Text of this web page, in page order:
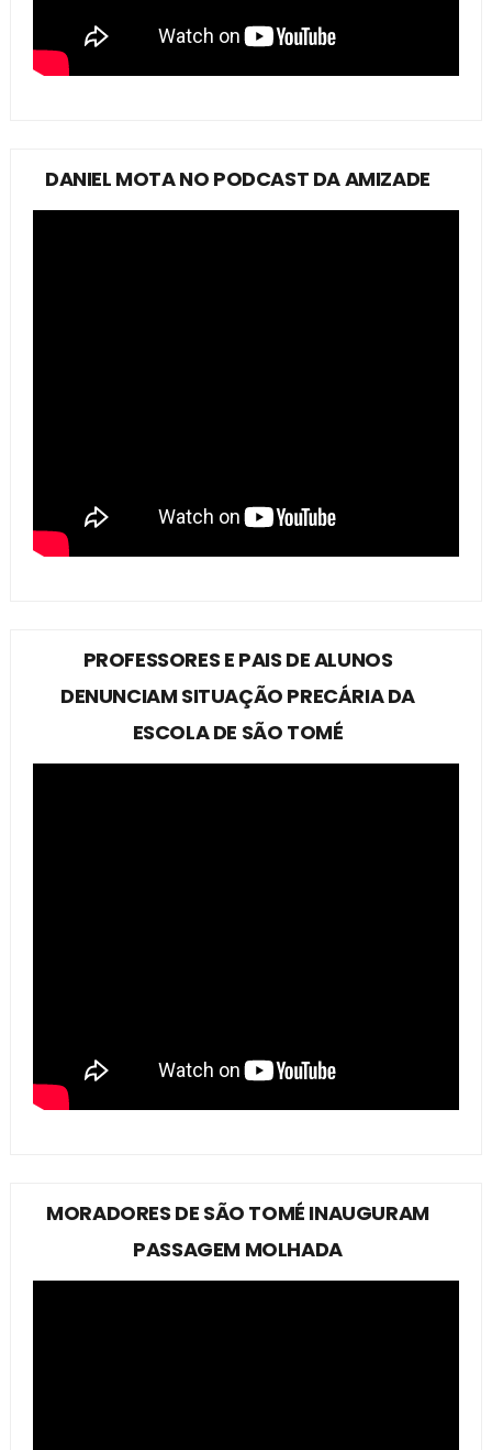
DANIEL MOTA NO PODCAST DA AMIZADE
PROFESSORES E PAIS DE ALUNOS
DENUNCIAM SITUAÇÃO PRECÁRIA DA
ESCOLA DE SÃO TOMÉ
MORADORES DE SÃO TOMÉ INAUGURAM
PASSAGEM MOLHADA